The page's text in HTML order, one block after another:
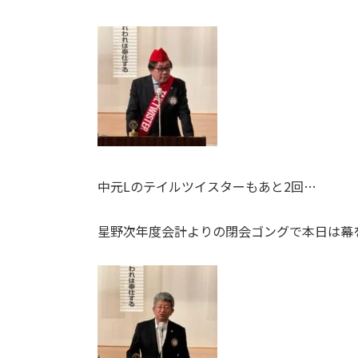
中元Lのテイルツイスターもあと2回…
星野次年度会計よりの閉会ゴングで本日は幕